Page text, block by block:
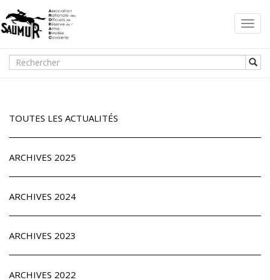
TOUTES LES ACTUALITÉS
ARCHIVES 2025
ARCHIVES 2024
ARCHIVES 2023
ARCHIVES 2022